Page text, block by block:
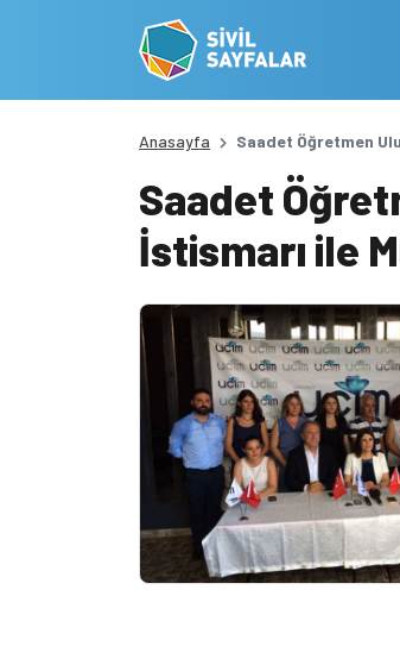
Anasayfa Saadet Öğretmen
Saadet
İstismarı ile